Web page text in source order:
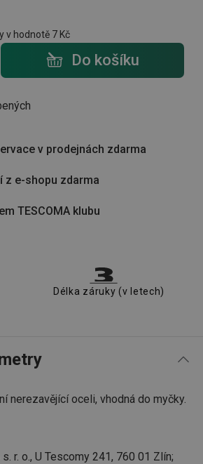
v hodnotě 7 Kč
- počet Do košíku
v prodejnách zdarma
z e-shopu zdarma
TESCOMA klubu
Délka záruky (v letech)
nerezavějící oceli, vhodná do myčky.
r. o., U Tescomy 241, 760 01 Zlín;